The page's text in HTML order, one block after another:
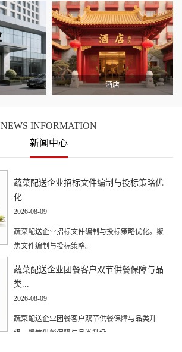
酒店
NEWS INFORMATION
新闻中心
蔬菜配送企业招标文件编制与投标策略优
化
2026-08-09
蔬菜配送企业招标文件编制与投标策略优化。聚
焦文件编制与投标策略。
蔬菜配送企业团餐客户双节供餐保障与品
类...
2026-08-09
蔬菜配送企业团餐客户双节供餐保障与品类升
级。聚焦供餐保障与品类升级。